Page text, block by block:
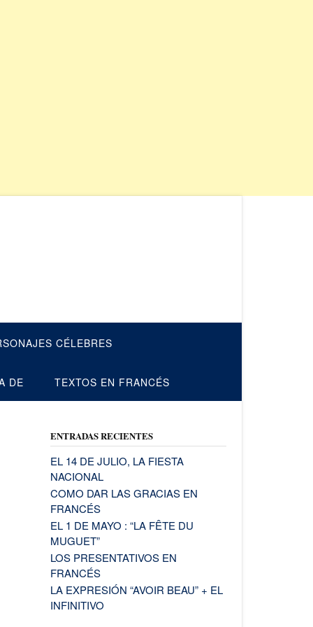
CÉLEBRES
DE TEXTOS EN FRANCÉS
ENTRADAS RECIENTES
EL 14 DE JULIO, LA FIESTA
NACIONAL
COMO DAR LAS GRACIAS EN
FRANCÉS
EL 1 DE MAYO : “LA FÊTE DU
MUGUET”
LOS PRESENTATIVOS EN
FRANCÉS
LA EXPRESIÓN “AVOIR BEAU” + EL
INFINITIVO